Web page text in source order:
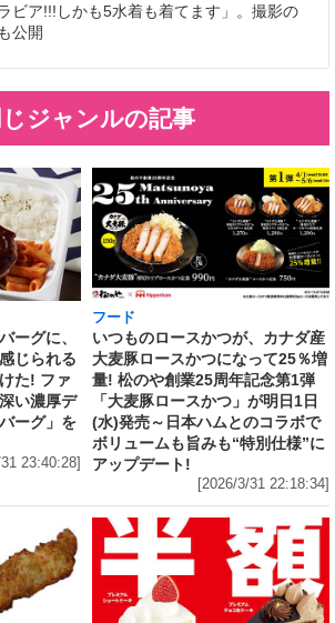
ビア!!!しかも5水着も着てます」。撮影の
公開
じジャンルの記事
ーグに、
じられる
た! ファ
い濃厚デ
ーグ」を
23:40:28]
フード
いつものロースかつが、カナダ産
大麦豚ロースかつになって25％増
量! 松のや創業25周年記念第1弾
「大麦豚ロースかつ」が明日1日
(水)発売～日本ハムとのコラボで
ボリュームも旨みも“特別仕様”に
アップデート!
[2026/3/31 22:18:34]